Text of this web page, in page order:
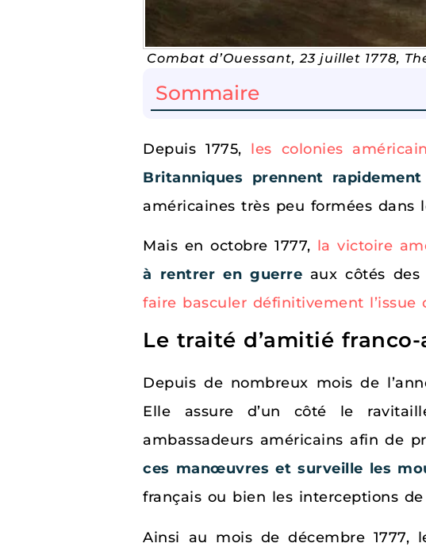
Combat d’Ouessant, 23 juillet 1778,
Sommaire
Depuis 1775, les colonies
Britanniques prennent
américaines très peu formées dans
Mais en octobre 1777, la victoire
à rentrer en guerre aux côtés
faire basculer définitivement l’issue
Le traité d’amitié
Depuis de nombreux mois de
Elle assure d’un côté le
ambassadeurs américains afin de
ces manœuvres et surveille les
français ou bien les interceptions
Ainsi au mois de décembre 1777,